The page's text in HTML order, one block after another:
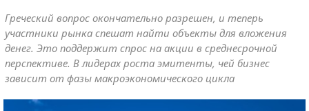
Греческий вопрос окончательно разрешен, и теперь
участники рынка спешат найти объекты для вложения
денег. Это поддержит спрос на акции в среднесрочной
перспективе. В лидерах роста эмитенты, чей бизнес
зависит от фазы макроэкономического цикла